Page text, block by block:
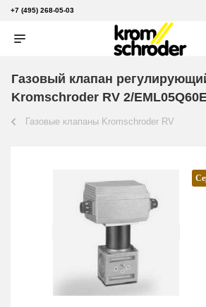
+7 (495) 268-05-03
Газовый клапан
Kromschroder RV 2/
Газовые клапаны Kromschroder RV